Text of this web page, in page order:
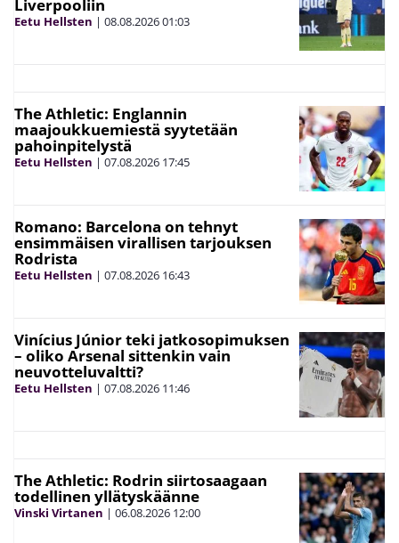
Liverpooliin
Eetu Hellsten | 08.08.202601:03
The Athletic: Englannin
maajoukkuemiestä syytetään
pahoinpitelystä
Eetu Hellsten | 07.08.2026 17:45
Romano: Barcelona on tehnyt
ensimmäisen virallisen tarjouksen
Rodrista
Eetu Hellsten | 07.08.2026 16:43
Vinícius Júnior teki jatkosopimuksen
– oliko Arsenal sittenkin vain
neuvotteluvaltti?
Eetu Hellsten | 07.08.2026 11:46
The Athletic: Rodrin siirtosaagaan
todellinen yllätyskäänne
Vinski Virtanen | 06.08.2026 12:00